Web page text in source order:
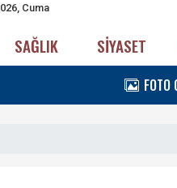
Cuma
SAĞLIK SİYASET
FOTO